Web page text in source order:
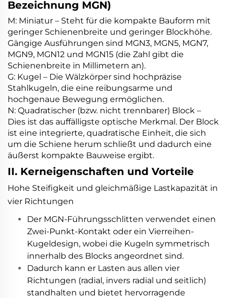
Bezeichnung MGN)
M: Miniatur – Steht für die kompakte Bauform mit
geringer Schienenbreite und geringer Blockhöhe.
Gängige Ausführungen sind MGN3, MGN5, MGN7,
MGN9, MGN12 und MGN15 (die Zahl gibt die
Schienenbreite in Millimetern an).
G: Kugel – Die Wälzkörper sind hochpräzise
Stahlkugeln, die eine reibungsarme und
hochgenaue Bewegung ermöglichen.
N: Quadratischer (bzw. nicht trennbarer) Block –
Dies ist das auffälligste optische Merkmal. Der Block
ist eine integrierte, quadratische Einheit, die sich
um die Schiene herum schließt und dadurch eine
äußerst kompakte Bauweise ergibt.
II. Kerneigenschaften und Vorteile
Hohe Steifigkeit und gleichmäßige Lastkapazität in
vier Richtungen
Der MGN-Führungsschlitten verwendet einen
Zwei-Punkt-Kontakt oder ein Vierreihen-
Kugeldesign, wobei die Kugeln symmetrisch
innerhalb des Blocks angeordnet sind.
Dadurch kann er Lasten aus allen vier
Richtungen (radial, invers radial und seitlich)
standhalten und bietet hervorragende